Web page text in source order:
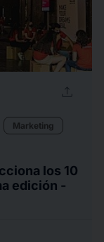
upload
Marketing
los 10
edición -